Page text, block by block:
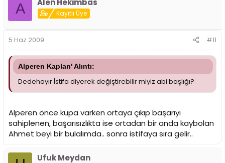
A Alen Hekimbas
Kayıtlı Üye
5 Haz 2009 #11
Alperen Kaplan' Alıntı:
Dedehayır İstifa diyerek değiştirebilir miyiz abi başlığı?
Alperen önce kupa varken ortaya çıkıp başarıyı
sahiplenen, başarısızlıkta ise ortadan bir anda kaybolan
Ahmet beyi bir bulalımda.. sonra istifaya sıra gelir..
Ufuk Meydan